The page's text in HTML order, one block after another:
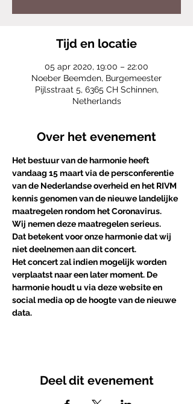
Tijd en locatie
05 apr 2020, 19:00 – 22:00
Noeber Beemden, Burgemeester
Pijlsstraat 5, 6365 CH Schinnen,
Netherlands
Over het evenement
Het bestuur van de harmonie heeft
vandaag 15 maart via de persconferentie
van de Nederlandse overheid en het RIVM
kennis genomen van de nieuwe landelijke
maatregelen rondom het Coronavirus.
Wij nemen deze maatregelen serieus.
Dat betekent voor onze harmonie dat wij
niet deelnemen aan dit concert.
Het concert zal indien mogelijk worden
verplaatst naar een later moment. De
harmonie houdt u via deze website en
social media op de hoogte van de nieuwe
data.
Deel dit evenement